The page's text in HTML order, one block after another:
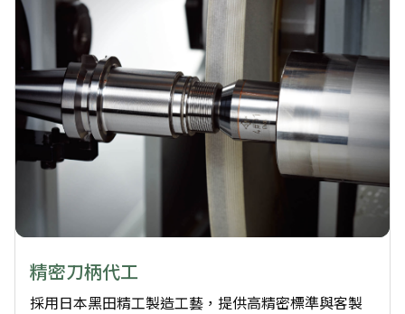
精密刀柄代工
採用日本黑田精工製造工藝，提供高精密標準與客製